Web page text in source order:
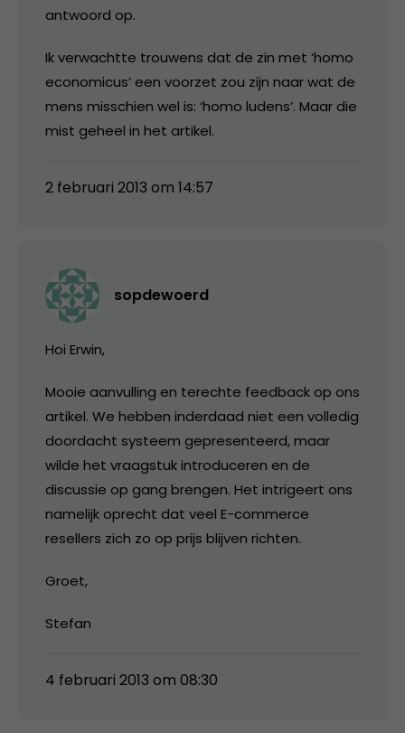
antwoord op.
Ik verwachtte trouwens dat de zin met ‘homo
economicus’ een voorzet zou zijn naar wat de
mens misschien wel is: ‘homo ludens’. Maar die
mist geheel in het artikel.
2 februari 2013 om 14:57
sopdewoerd
Hoi Erwin,
Mooie aanvulling en terechte feedback op ons
artikel. We hebben inderdaad niet een volledig
doordacht systeem gepresenteerd, maar
wilde het vraagstuk introduceren en de
discussie op gang brengen. Het intrigeert ons
namelijk oprecht dat veel E-commerce
resellers zich zo op prijs blijven richten.
Groet,
Stefan
4 februari 2013 om 08:30